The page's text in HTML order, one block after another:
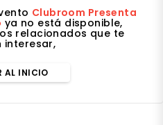
Clubroom Presenta
ya no está disponible,
relacionados que te
interesar,
AL INICIO